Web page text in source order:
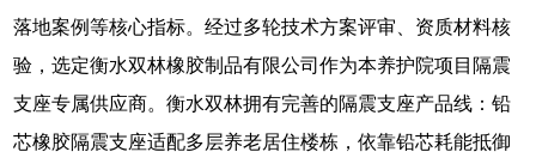
落地案例等核心指标。经过多轮技术方案评审、资质材料核
验，选定衡水双林橡胶制品有限公司作为本养护院项目隔震
支座专属供应商。衡水双林拥有完善的隔震支座产品线：铅
芯橡胶隔震支座适配多层养老居住楼栋，依靠铅芯耗能抵御